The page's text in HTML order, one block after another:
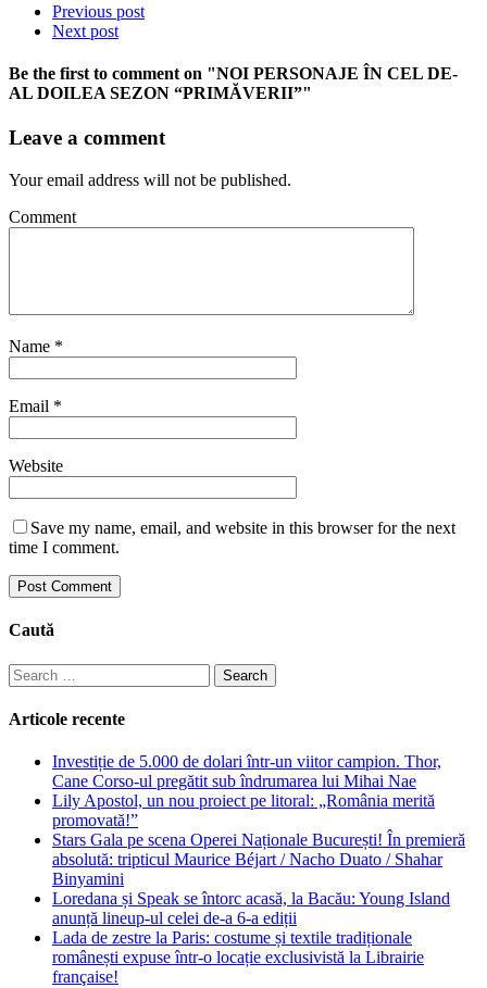
Previous post
Next post
Be the first to comment on "NOI PERSONAJE ÎN CEL DE-
AL DOILEA SEZON “PRIMĂVERII”"
Leave a comment
Your email address will not be published.
Comment
Name *
Email *
Website
Save my name, email, and website in this browser for the next
time I comment.
Caută
Search
for:
Articole recente
Investiție de 5.000 de dolari într-un viitor campion. Thor,
Cane Corso-ul pregătit sub îndrumarea lui Mihai Nae
Lily Apostol, un nou proiect pe litoral: „România merită
promovată!”
Stars Gala pe scena Operei Naționale București! În premieră
absolută: tripticul Maurice Béjart / Nacho Duato / Shahar
Binyamini
Loredana și Speak se întorc acasă, la Bacău: Young Island
anunță lineup-ul celei de-a 6-a ediții
Lada de zestre la Paris: costume și textile tradiționale
românești expuse într-o locație exclusivistă la Librairie
française!